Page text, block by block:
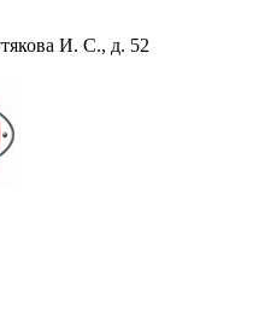
И. С., д. 52